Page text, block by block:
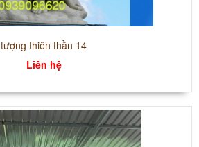
tượng thiên thần 14
Liên hệ